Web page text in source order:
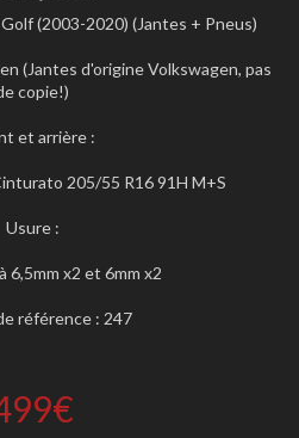
(2003-2020) (Jantes + Pneus)
(Jantes d'origine Volkswagen, pas
copie!)
et arrière :
205/55 R16 91H M+S
Usure :
6,5mm x2 et 6mm x2
référence : 247